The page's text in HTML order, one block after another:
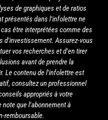
de graphiques et de ratios
présentés dans l'infolettre ne
être interprétées comme des
d'investissement. Assurez-vous
vos recherches et d'en tirer
avant de prendre la
Le contenu de l'infolettre est
consultez un professionnel
appropriés à votre
note que l'abonnement à
remboursable.